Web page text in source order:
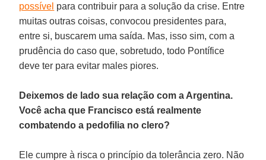
possível para contribuir para a solução da crise. Entre
muitas outras coisas, convocou presidentes para,
entre si, buscarem uma saída. Mas, isso sim, com a
prudência do caso que, sobretudo, todo Pontífice
deve ter para evitar males piores.
Deixemos de lado sua relação com a Argentina.
Você acha que Francisco está realmente
combatendo a pedofilia no clero?
Ele cumpre à risca o princípio da tolerância zero. Não